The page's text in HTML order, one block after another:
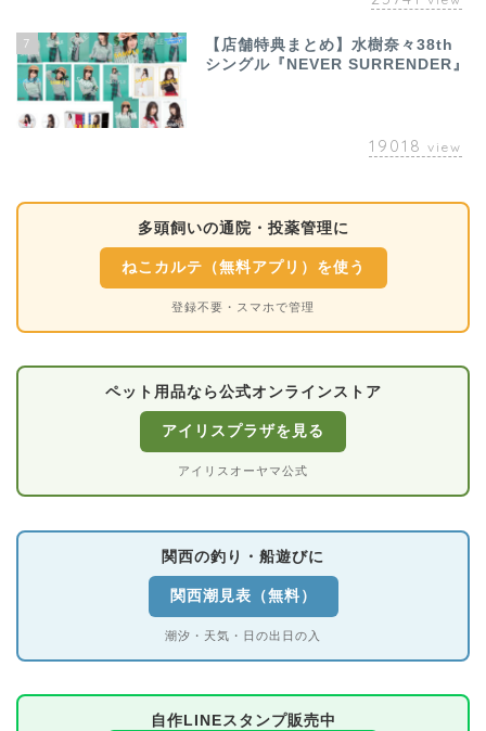
7
【店舗特典まとめ】水樹奈々38th
シングル『NEVER SURRENDER』
19018 view
多頭飼いの通院・投薬管理に
ねこカルテ（無料アプリ）を使う
登録不要・スマホで管理
ペット用品なら公式オンラインストア
アイリスプラザを見る
アイリスオーヤマ公式
関西の釣り・船遊びに
関西潮見表（無料）
潮汐・天気・日の出日の入
自作LINEスタンプ販売中